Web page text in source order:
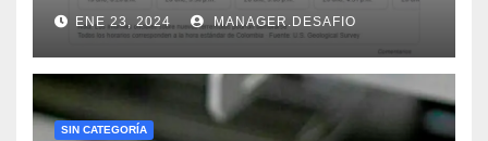
ENE 23, 2024 MANAGER.DESAFIO
SIN CATEGORÍA